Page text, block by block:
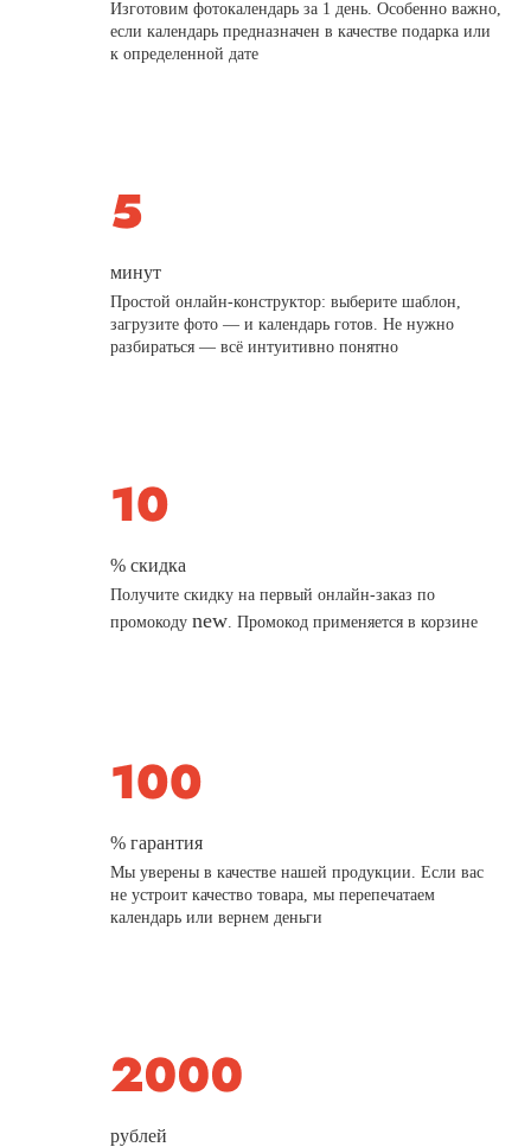
Изготовим фотокалендарь за 1 день. Особенно важно,
если календарь предназначен в качестве подарка или
к определенной дате
минут
Простой онлайн-конструктор: выберите шаблон,
загрузите фото — и календарь готов. Не нужно
разбираться — всё интуитивно понятно
% скидка
Получите скидку на первый онлайн-заказ по
промокодуnew. Промокод применяется в корзине
% гарантия
Мы уверены в качестве нашей продукции. Если вас
не устроит качество товара, мы перепечатаем
календарь или вернем деньги
рублей